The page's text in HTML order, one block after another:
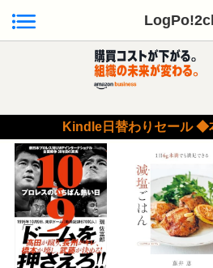
Kindle日替わりセール ◆